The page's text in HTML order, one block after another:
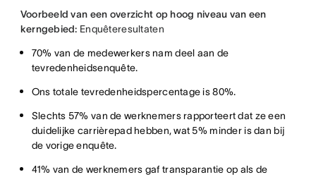
Voorbeeld van een overzicht op hoog niveau van een
kerngebied: Enquêteresultaten
70% van de medewerkers nam deel aan de
tevredenheidsenquête.
Ons totale tevredenheidspercentage is 80%.
Slechts 57% van de werknemers rapporteert dat ze een
duidelijke carrièrepad hebben, wat 5% minder is dan bij
de vorige enquête.
41% van de werknemers gaf transparantie op als de